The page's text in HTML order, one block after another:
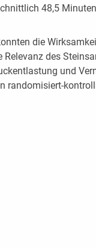
48,5
die
des
und
randomisiert-